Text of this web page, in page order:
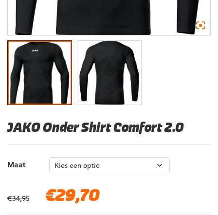
JAKO Onder Shirt Comfort 2.0
Maat
€34,95
Oorspronkelijke
€29,70Huidige